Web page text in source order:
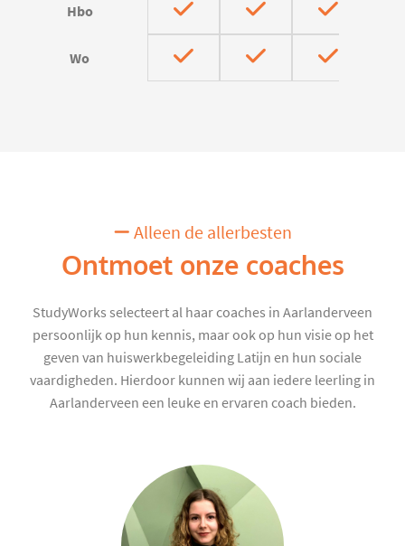
Hbo
Wo
Alleen de allerbesten
Ontmoet onze coaches
StudyWorks selecteert al haar coaches in Aarlanderveen
persoonlijk op hun kennis, maar ook op hun visie op het
geven van huiswerkbegeleiding Latijn en hun sociale
vaardigheden. Hierdoor kunnen wij aan iedere leerling in
Aarlanderveen een leuke en ervaren coach bieden.